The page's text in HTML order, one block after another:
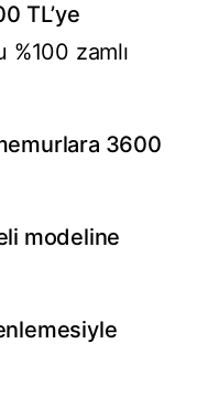
TL’ye
%100 zamlı
3600
modeline